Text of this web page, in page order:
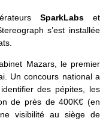
SparkLabset
s’est installée
Mazars, le premier
Un concours national a
des pépites, les
de près de 400K€ (en
visibilité au siège de